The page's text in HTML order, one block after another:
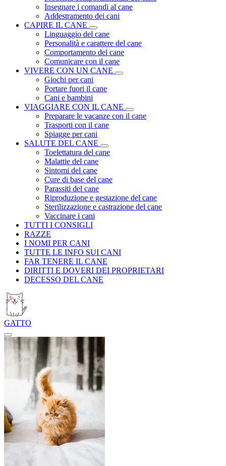
Insegnare i comandi al cane
Addestramento dei cani
CAPIRE IL CANE
Linguaggio del cane
Personalità e carattere del cane
Comportamento del cane
Comunicare con il cane
VIVERE CON UN CANE
Giochi per cani
Portare fuori il cane
Cani e bambini
VIAGGIARE CON IL CANE
Preparare le vacanze con il cane
Trasporti con il cane
Spiagge per cani
SALUTE DEL CANE
Toelettatura del cane
Malattie del cane
Sintomi del cane
Cure di base del cane
Parassiti del cane
Riproduzione e gestazione del cane
Sterilizzazione e castrazione del cane
Vaccinare i cani
TUTTI I CONSIGLI
RAZZE
I NOMI PER CANI
TUTTE LE INFO SUI CANI
FAR TENERE IL CANE
DIRITTI E DOVERI DEI PROPRIETARI
DECESSO DEL CANE
GATTO